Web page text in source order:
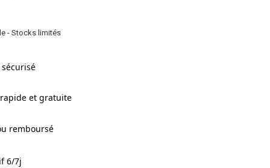
- Stocks limités
et gratuite
remboursé
6/7j